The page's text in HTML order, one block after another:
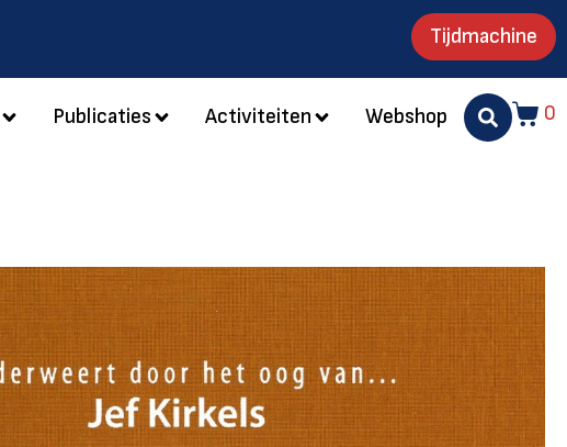
Tijdmachine
Publicaties Activiteiten Webshop 0